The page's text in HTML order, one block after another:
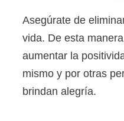
Asegúrate de
vida. De esta
aumentar la
mismo y por otras
brindan alegría.